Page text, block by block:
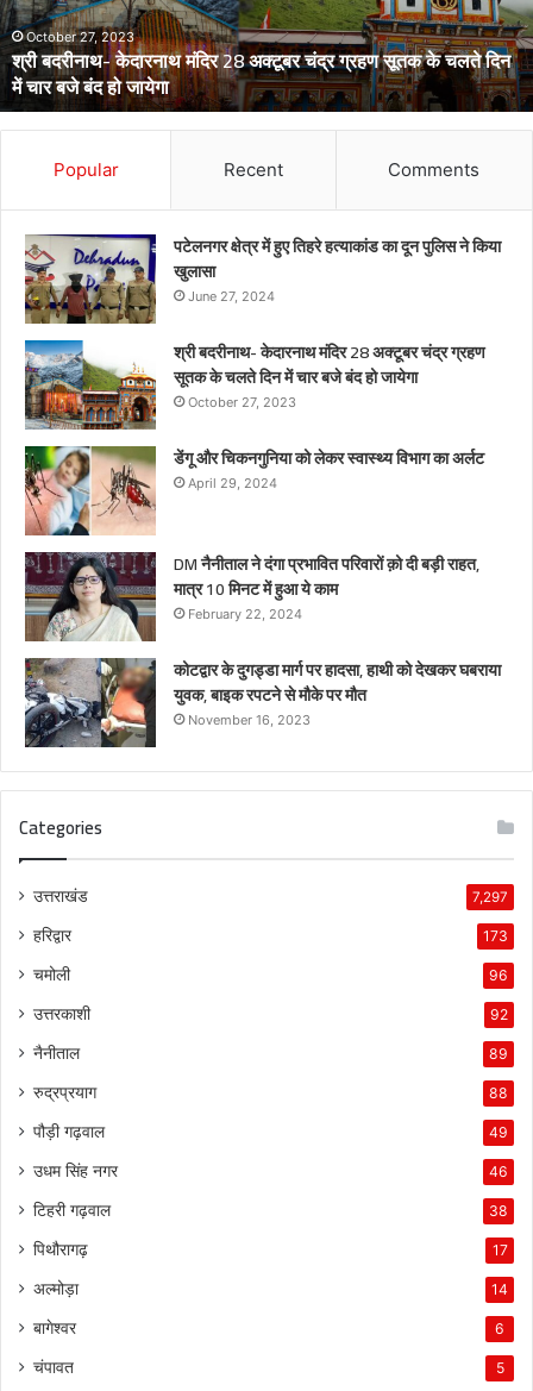
विभाग
का
अर्लटApril 29, 2024
डेंगू और चिकनगुनिया को लेकर स्वास्थ्य विभाग का अर्लट
Popular Recent Comments
पटेलनगर क्षेत्र में हुए तिहरे हत्याकांड का दून पुलिस ने किया
खुलासा
June 27, 2024
श्री बदरीनाथ- केदारनाथ मंदिर 28 अक्टूबर चंद्र ग्रहण
सूतक के चलते दिन में चार बजे बंद हो जायेगा
October 27, 2023
डेंगू और चिकनगुनिया को लेकर स्वास्थ्य विभाग का अर्लट
April 29, 2024
DM नैनीताल ने दंगा प्रभावित परिवारों क़ो दी बड़ी राहत,
मात्र 10 मिनट में हुआ ये काम
February 22, 2024
कोटद्वार के दुगड्डा मार्ग पर हादसा, हाथी को देखकर घबराया
युवक, बाइक रपटने से मौके पर मौत
November 16, 2023
Categories
उत्तराखंड 7,297
हरिद्वार 173
चमोली 96
उत्तरकाशी 92
नैनीताल 89
रुद्रप्रयाग 88
पौड़ी गढ़वाल 49
उधम सिंह नगर 46
टिहरी गढ़वाल 38
पिथौरागढ़ 17
अल्मोड़ा 14
बागेश्वर 6
चंपावत 5